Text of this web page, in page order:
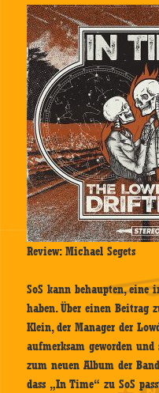
Review: Michael Segets
SoS kann behaupten, eine
haben. Über einen Beitrag
Klein, der Manager der
aufmerksam geworden
zum neuen Album der
dass „In Time“ zu SoS